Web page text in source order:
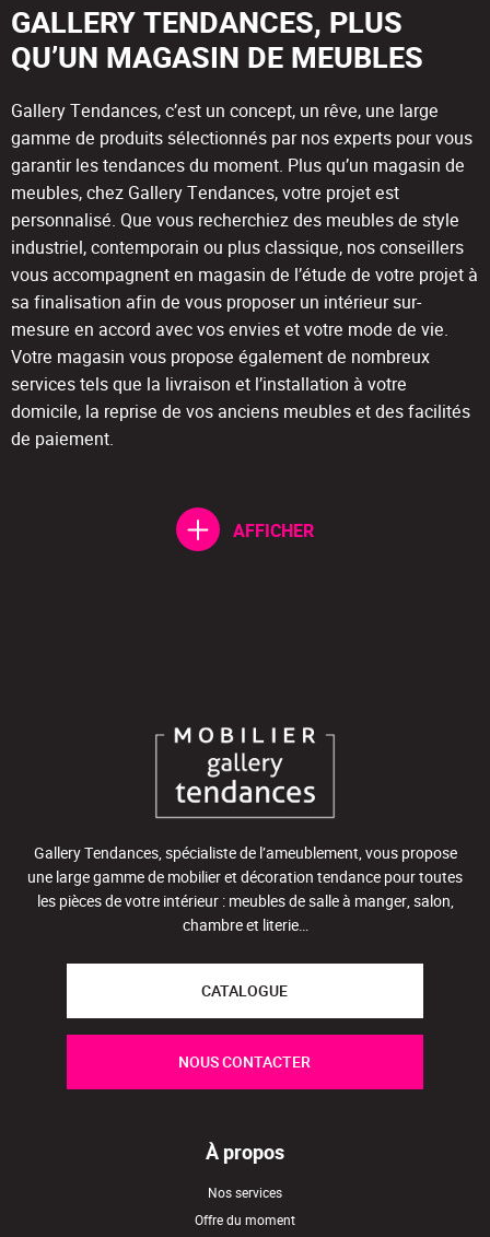
GALLERY TENDANCES, PLUS
QU’UN MAGASIN DE MEUBLES
Gallery Tendances, c’est un concept, un rêve, une large
gamme de produits sélectionnés par nos experts pour vous
garantir les tendances du moment. Plus qu’un magasin de
meubles, chez Gallery Tendances, votre projet est
personnalisé. Que vous recherchiez des meubles de style
industriel, contemporain ou plus classique, nos conseillers
vous accompagnent en magasin de l’étude de votre projet à
sa finalisation afin de vous proposer un intérieur sur-
mesure en accord avec vos envies et votre mode de vie.
Votre magasin vous propose également de nombreux
services tels que la livraison et l’installation à votre
domicile, la reprise de vos anciens meubles et des facilités
de paiement.
AFFICHER
Gallery Tendances, spécialiste de l’ameublement, vous propose
une large gamme de mobilier et décoration tendance pour toutes
les pièces de votre intérieur : meubles de salle à manger, salon,
chambre et literie…
CATALOGUE
NOUS CONTACTER
À propos
Nos services
Offre du moment